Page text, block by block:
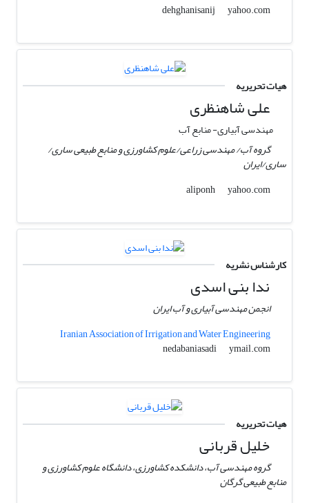
dehghanisanij
yahoo.com
هیات تحریریه
علی شاهنظری
مهندسی آبیاری- منابع آب
گروه آب/ مهندسی زراعی/علوم کشاورزی و منابع طبیعی ساری/
ساری/ایران
aliponh
yahoo.com
کارشناس نشریه
ندا بنی اسدی
انجمن مهندسی آبیاری و آب ایران
Iranian Association of Irrigation and Water Engineering
nedabaniasadi
ymail.com
هیات تحریریه
خلیل قربانی
گروه مهندسی آب، دانشکده کشاورزی، دانشگاه علوم کشاورزی و
منابع طبیعی گرگان